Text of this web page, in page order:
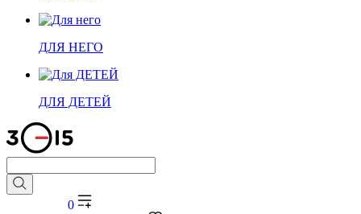
ДЛЯ НЕГО
ДЛЯ ДЕТЕЙ
0